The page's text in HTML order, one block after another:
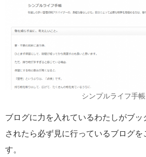
シンプルライフ手帳
ブログに力を入れているわたしがブ
されたら必ず見に行っているブログを
す。